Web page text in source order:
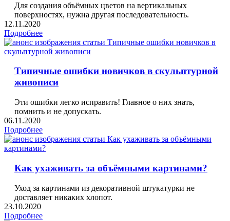
Для создания объёмных цветов на вертикальных
поверхностях, нужна другая последовательность.
12.11.2020
Подробнее
Типичные ошибки новичков в скульптурной
живописи
Эти ошибки легко исправить! Главное о них знать,
помнить и не допускать.
06.11.2020
Подробнее
Как ухаживать за объёмными картинами?
Уход за картинами из декоративной штукатурки не
доставляет никаких хлопот.
23.10.2020
Подробнее